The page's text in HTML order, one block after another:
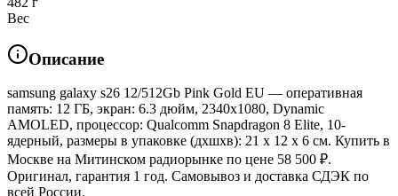
Вес
Описание
samsung galaxy s26 12/512Gb Pink Gold EU — оперативная
память: 12 ГБ, экран: 6.3 дюйм, 2340x1080, Dynamic
AMOLED, процессор: Qualcomm Snapdragon 8 Elite, 10-
ядерный, размеры в упаковке (дхшхв): 21 x 12 x 6 см. Купить в
Москве на Митинском радиорынке по цене 58 500 ₽.
Оригинал, гарантия 1 год. Самовывоз и доставка СДЭК по
всей России.